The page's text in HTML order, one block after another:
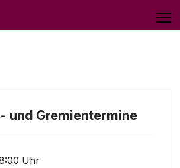
und Gremientermine
Uhr